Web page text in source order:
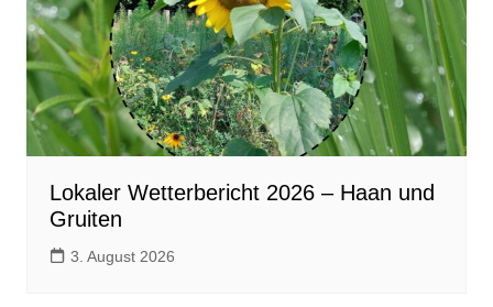
Lokaler Wetterbericht 2026 – Haan und
Gruiten
3. August 2026